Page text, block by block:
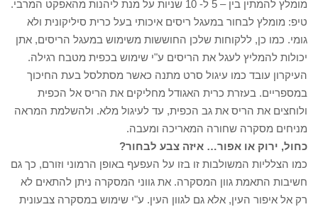
מומלץ להמתין בין – 5 ל- 10 שניות על מנת ליהנות מהאפקט המרבי.
טיפ: מומלץ לבחור במעגל ריסים איכותי בעל כרית סיליקונית ולא
גומי. כמו כן, ללקוחות שלכן החוששות משימוש במעגל הריסים, אתן
יכולות להמליץ לעגל את הריסים ע"י שימוש בכפית מטבח רגילה.
העיקרון עובד כמו עיגול סרט מתנה כאשר מסתלסל בעת החיכוך
במספריים. בעזרת כרית האגודל מחליקים את הריס אל הכפית
ולוחצים את הריס את גב הכפית, עד לעיגול מלא. ולהשלמת המראה
מניחים מסקרה שחורה המאריכה ומעבה.
כחול, ירוק או אפור… איזה צבע לבחור?
כמו הצלליות המשולבות זו בזו על העפעף באופן הרמוני וזורם, כך גם
חשיבות התאמת גוון המסקרה. את גווני המסקרה ניתן להתאים לא
רק אל איפור העין, אלא גם לגוון העין. ע"י שימוש במסקרה צבעונית